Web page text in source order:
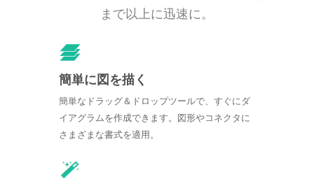
まで以上に迅速に。
簡単に図を描く
簡単なドラッグ＆ドロップツールで、すぐにダ
イアグラムを作成できます。図形やコネクタに
さまざまな書式を適用。